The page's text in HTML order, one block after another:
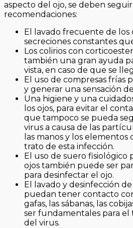
aspecto del ojo, se deben
recomendaciones:
El lavado frecuente de los
secreciones constantes
Los colirios con
también una gran ayuda
vista, en caso de que se
El uso de compresas frías
y generar una sensación
Una higiene y una
los ojos, para evitar el
que tampoco se pueda
virus a causa de las
las manos y los elementos
trato de esta infección.
El uso de suero fisiológico
ojos también puede ser
para desinfectar el ojo.
El lavado y desinfección
puedan tener contacto
gafas, las sábanas, las
ser fundamentales para el
del virus.